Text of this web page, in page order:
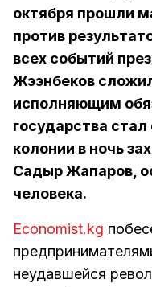
октября прошли
против
всех событий
Жээнбеков
исполняющим
государства
колонии в ночь
Садыр Жапаров,
человека.
Economist.kg
неудавшейся